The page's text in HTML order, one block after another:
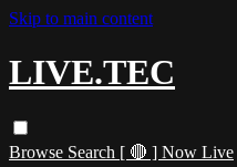
Skip to main content
LIVE.TEC
Browse Search [ 🔴 ] Now Live